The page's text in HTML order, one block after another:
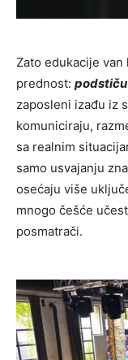
Zato edukacije
prednost:
zaposleni izađu iz
komuniciraju,
sa realnim
samo usvajanju
osećaju više
mnogo češće
posmatrači.